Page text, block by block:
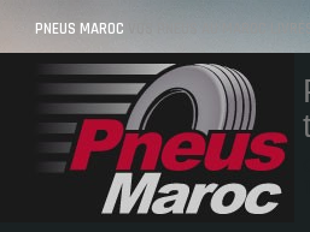
PNEUS MAROC VOS PNEUS AU MAROC